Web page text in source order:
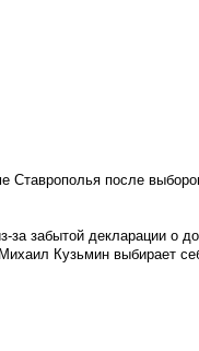
Ставрополья после
за забытой декларации о
Кузьмин выбирает